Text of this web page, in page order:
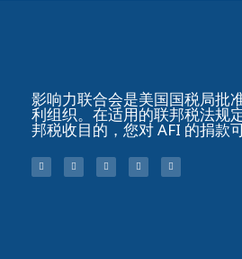
影响力联合会是美国国税局批
利组织。在适用的联邦税法规
邦税收目的，您对 AFI 的捐款